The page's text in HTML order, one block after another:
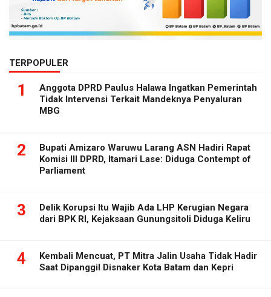
TERPOPULER
1
Anggota DPRD Paulus Halawa Ingatkan Pemerintah
Tidak Intervensi Terkait Mandeknya Penyaluran
MBG
2
Bupati Amizaro Waruwu Larang ASN Hadiri Rapat
Komisi III DPRD, Itamari Lase: Diduga Contempt of
Parliament
3
Delik Korupsi Itu Wajib Ada LHP Kerugian Negara
dari BPK RI, Kejaksaan Gunungsitoli Diduga Keliru
4
Kembali Mencuat, PT Mitra Jalin Usaha Tidak Hadir
Saat Dipanggil Disnaker Kota Batam dan Kepri